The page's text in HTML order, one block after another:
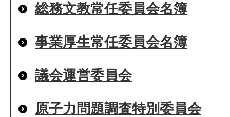
総務文教常任委員会名簿
事業厚生常任委員会名簿
議会運営委員会
原子力問題調査特別委員会